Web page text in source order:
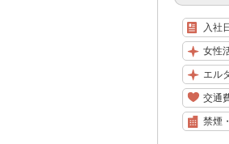
入社
女性
エル
交通
禁煙